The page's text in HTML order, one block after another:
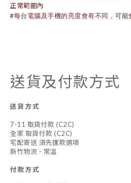
正常範圍內
#每台電腦及手機的亮度會有不同，可
送貨及付款方式
送貨方式
7-11 取貨付款 (C2C)
全家 取貨付款 (C2C)
宅配寄送 須先匯款選項
新竹物流 - 常溫
付款方式